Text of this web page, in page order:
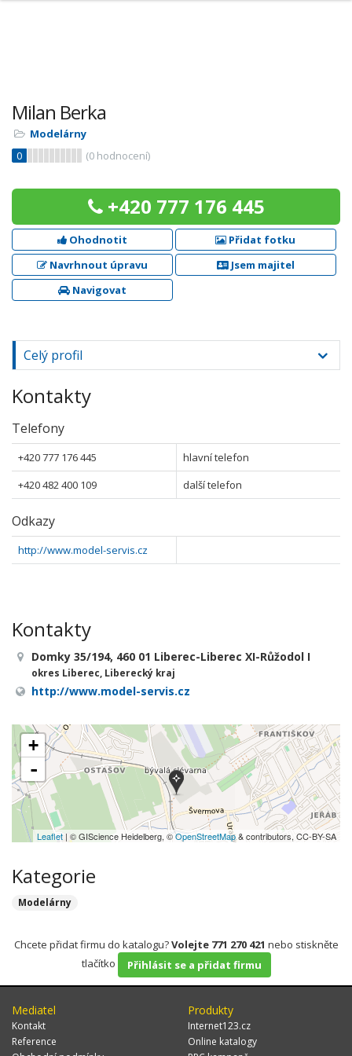
Milan Berka
Modelárny
0
(0 hodnocení)
+420 777 176 445
Ohodnotit
Přidat fotku
Navrhnout úpravu
Jsem majitel
Navigovat
Celý profil
Kontakty
Telefony
+420 777 176 445
hlavní telefon
+420 482 400 109
další telefon
Odkazy
http://www.model-servis.cz
Kontakty
Domky 35/194, 460 01 Liberec-Liberec XI-Růžodol I
okres Liberec, Liberecký kraj
http://www.model-servis.cz
+
-
Leaflet | © GIScience Heidelberg, ©OpenStreetMap& contributors, CC-BY-SA
Kategorie
Modelárny
Chcete přidat firmu do katalogu?Volejte 771 270 421 nebo stiskněte
tlačítko
Přihlásit se a přidat firmu
Mediatel
Kontakt
Reference
Produkty
Internet123.cz
Online katalogy